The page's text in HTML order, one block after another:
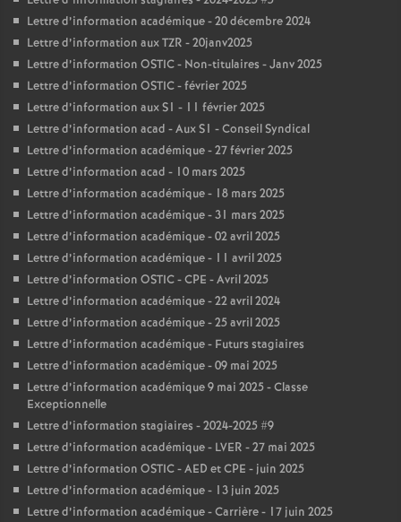
Lettre d’information académique - 20 décembre 2024
Lettre d’information aux TZR - 20janv2025
Lettre d’information OSTIC - Non-titulaires - Janv 2025
Lettre d’information OSTIC - février 2025
Lettre d’information aux S1 - 11 février 2025
Lettre d’information acad - Aux S1 - Conseil Syndical
Lettre d’information académique - 27 février 2025
Lettre d’information acad - 10 mars 2025
Lettre d’information académique - 18 mars 2025
Lettre d’information académique - 31 mars 2025
Lettre d’information académique - 02 avril 2025
Lettre d’information académique - 11 avril 2025
Lettre d’information OSTIC - CPE - Avril 2025
Lettre d’information académique - 22 avril 2024
Lettre d’information académique - 25 avril 2025
Lettre d’information académique - Futurs stagiaires
Lettre d’information académique - 09 mai 2025
Lettre d’information académique 9 mai 2025 - Classe
Exceptionnelle
Lettre d’information stagiaires - 2024-2025 #9
Lettre d’information académique - LVER - 27 mai 2025
Lettre d’information OSTIC - AED et CPE - juin 2025
Lettre d’information académique - 13 juin 2025
Lettre d’information académique - Carrière - 17 juin 2025